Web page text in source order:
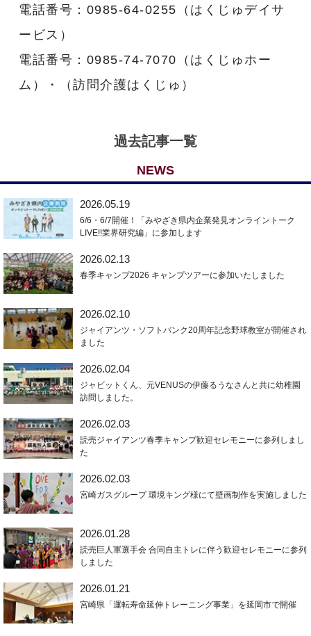
電話番号：0985-64-0255（はくじゅデイサ
ービス）
電話番号：0985-74-7070（はくじゅホー
ム）・（訪問介護はくじゅ）
過去記事一覧
NEWS
2026.05.19
6/6・6/7開催！「みやざき県内企業発見オンライントーク
LIVE!!業界研究編」に参加します
2026.02.13
春季キャンプ2026 キャンプツアーに参加いたしました
2026.02.10
ジャイアンツ・ソフトバンク20周年記念野球教室が開催され
ました
2026.02.04
ジャビットくん、元VENUSの伊藤るうなさんと共に幼稚園
訪問しました。
2026.02.03
読売ジャイアンツ春季キャンプ歓迎セレモニーに参列しまし
た
2026.02.03
宮崎ガスグループ 環境キング様にて壁画制作を実施しました
2026.01.28
読売巨人軍選手会 合同自主トレに伴う歓迎セレモニーに参列
しました
2026.01.21
宮崎県「運転寿命延伸トレーニング事業」を延岡市で開催